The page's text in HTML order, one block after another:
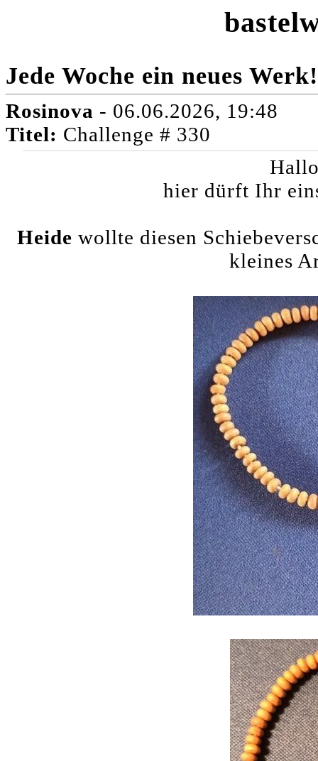
Jede Woche ein neues
Rosinova - 06.06.2026, 19:48
Titel: Challenge # 330
hier dürft Ihr
Heide wollte diesen
kleines